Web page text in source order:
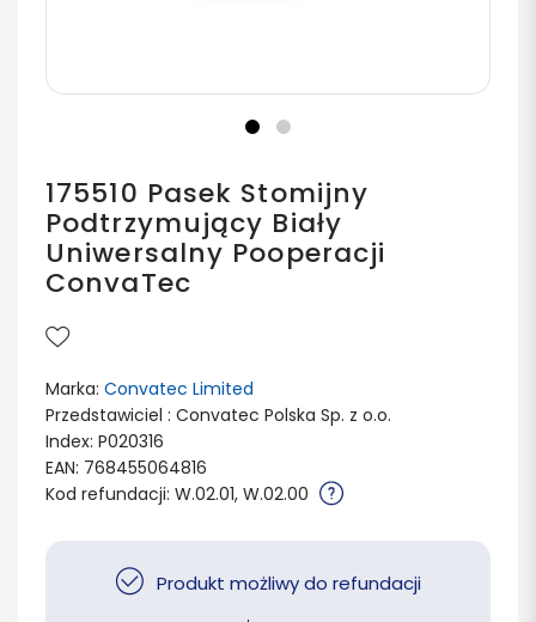
175510 Pasek Stomijny
Podtrzymujący Biały
Uniwersalny Pooperacji
ConvaTec
Marka: Convatec Limited
Przedstawiciel : Convatec Polska Sp. z o.o.
Index: P020316
EAN: 768455064816
Kod refundacji: W.02.01, W.02.00
Produkt możliwy do refundacji